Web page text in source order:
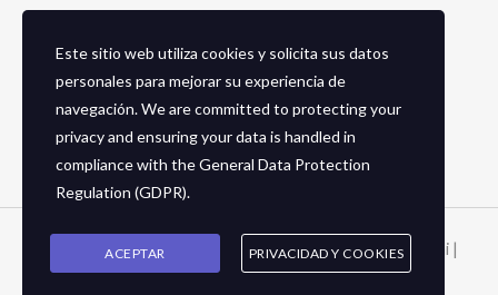
Social Media
Facebook
Instagram
Copyright © 2026 Zapaterias en granada - Calzados toñi |
2024
Este sitio web utiliza cookies y solicita sus datos
personales para mejorar su experiencia de
navegación. We are committed to protecting your
privacy and ensuring your data is handled in
compliance with theGeneral Data Protection
Regulation (GDPR).
ACEPTAR PRIVACIDAD Y COOKIES